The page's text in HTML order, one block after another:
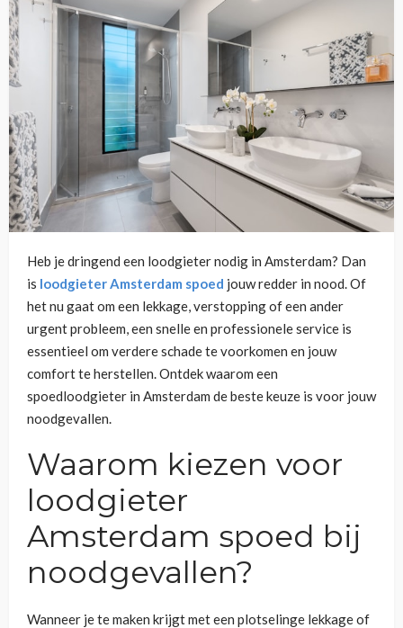
Heb je dringend een loodgieter nodig in Amsterdam? Dan
is loodgieter Amsterdam spoed jouw redder in nood. Of
het nu gaat om een lekkage, verstopping of een ander
urgent probleem, een snelle en professionele service is
essentieel om verdere schade te voorkomen en jouw
comfort te herstellen. Ontdek waarom een
spoedloodgieter in Amsterdam de beste keuze is voor jouw
noodgevallen.
Waarom kiezen voor
loodgieter
Amsterdam spoed bij
noodgevallen?
Wanneer je te maken krijgt met een plotselinge lekkage of